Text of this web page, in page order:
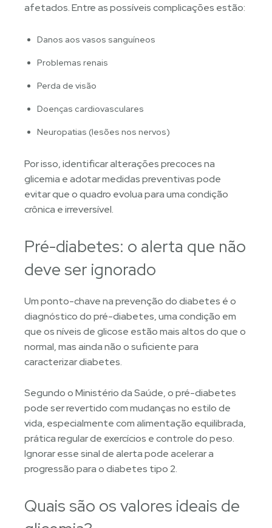
afetados. Entre as possíveis complicações estão:
Danos aos vasos sanguíneos
Problemas renais
Perda de visão
Doenças cardiovasculares
Neuropatias (lesões nos nervos)
Por isso, identificar alterações precoces na
glicemia e adotar medidas preventivas pode
evitar que o quadro evolua para uma condição
crônica e irreversível.
Pré-diabetes: o alerta que não
deve ser ignorado
Um ponto-chave na prevenção do diabetes é o
diagnóstico do pré-diabetes, uma condição em
que os níveis de glicose estão mais altos do que o
normal, mas ainda não o suficiente para
caracterizar diabetes.
Segundo o Ministério da Saúde, o pré-diabetes
pode ser revertido com mudanças no estilo de
vida, especialmente com alimentação equilibrada,
prática regular de exercícios e controle do peso.
Ignorar esse sinal de alerta pode acelerar a
progressão para o diabetes tipo 2.
Quais são os valores ideais de